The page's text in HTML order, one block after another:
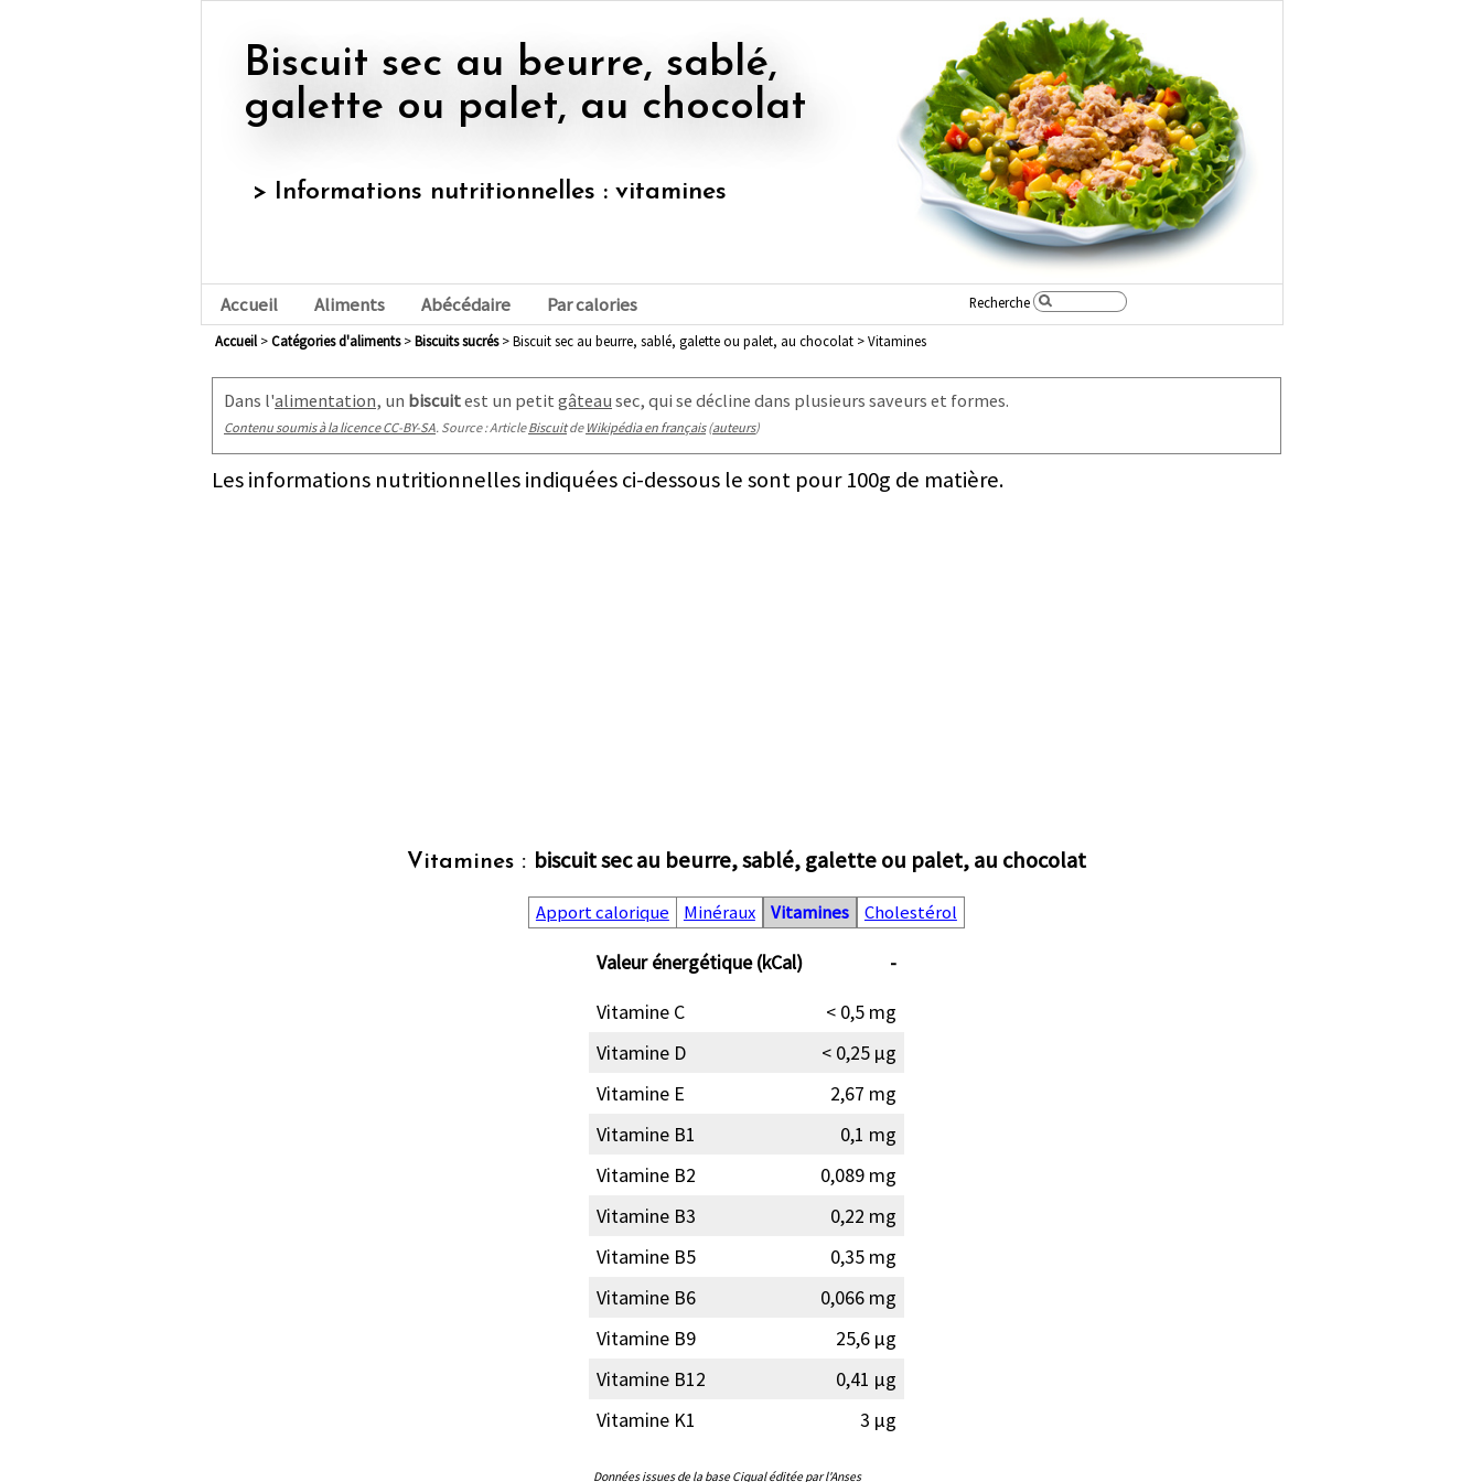
Biscuit sec au beurre, sablé,
galette ou palet, au chocolat
> Informations nutritionnelles : vitamines
Accueil Aliments Abécédaire Par calories Recherche
Accueil> Catégories d'aliments> biscuits sucrés> Biscuit sec au beurre, sablé, galette ou palet, au chocolat > Vitamines
Dans l'alimentation, un biscuitest un petitgâteau sec, qui se décline dans plusieurs saveurs et formes.
Contenu soumis à la licence CC-BY-SA. Source : ArticleBiscuitde Wikipédia en français(auteurs)
Les informations nutritionnelles indiquées ci-dessous le sont pour 100g de matière.
Vitamines : biscuit sec au beurre, sablé, galette ou palet, au chocolat
Apport calorique Minéraux Vitamines Cholestérol
Valeur énergétique (kCal)
-
Vitamine C
< 0,5 mg
Vitamine D
< 0,25 µg
Vitamine E
2,67 mg
Vitamine B1
0,1 mg
Vitamine B2
0,089 mg
Vitamine B3
0,22 mg
Vitamine B5
0,35 mg
Vitamine B6
0,066 mg
Vitamine B9
25,6 µg
Vitamine B12
0,41 µg
Vitamine K1
3 µg
Données issues de la base Ciqual éditée par l'Anses